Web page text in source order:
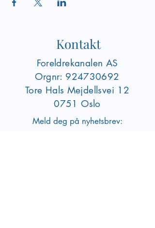
Kontakt
Foreldrekanalen AS
Orgnr:924730692
Tore Hals Mejdellsvei 12
0751 Oslo
Meld deg på nyhetsbrev: